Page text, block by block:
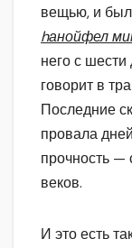
вещью, и
hанойфел
него с
говорит в
Последние
провала
прочность —
веков.
И это есть